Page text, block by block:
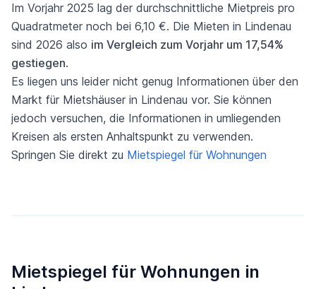
Im Vorjahr 2025 lag der durchschnittliche Mietpreis pro
Quadratmeter noch bei 6,10 €. Die Mieten in Lindenau
sind 2026 also im Vergleich zum Vorjahr um 17,54%
gestiegen.
Es liegen uns leider nicht genug Informationen über den
Markt für Mietshäuser in Lindenau vor. Sie können
jedoch versuchen, die Informationen in umliegenden
Kreisen als ersten Anhaltspunkt zu verwenden.
Springen Sie direkt zu Mietspiegel für Wohnungen
Mietspiegel für Wohnungen in